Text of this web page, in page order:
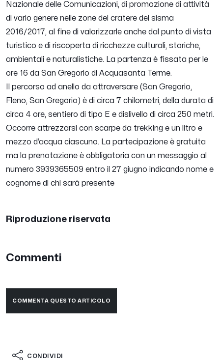
Nazionale delle Comunicazioni, di promozione di attività
di vario genere nelle zone del cratere del sisma
2016/2017, al fine di valorizzarle anche dal punto di vista
turistico e di riscoperta di ricchezze culturali, storiche,
ambientali e naturalistiche. La partenza è fissata per le
ore 16 da San Gregorio di Acquasanta Terme.
Il percorso ad anello da attraversare (San Gregorio,
Fleno, San Gregorio) è di circa 7 chilometri, della durata di
circa 4 ore, sentiero di tipo E e dislivello di circa 250 metri.
Occorre attrezzarsi con scarpe da trekking e un litro e
mezzo d’acqua ciascuno. La partecipazione è gratuita
ma la prenotazione è obbligatoria con un messaggio al
numero 3939365509 entro il 27 giugno indicando nome e
cognome di chi sarà presente
Riproduzione riservata
Commenti
COMMENTA QUESTO ARTICOLO
CONDIVIDI